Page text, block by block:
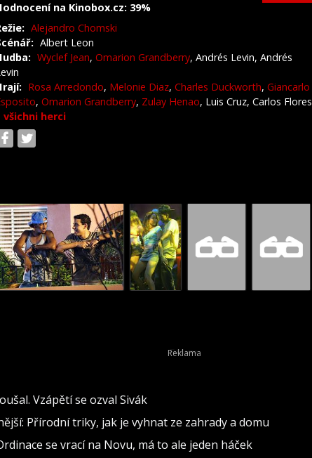
na Kinobox.cz: 39%
Alejandro Chomski
Albert Leon
Wyclef Jean, Omarion Grandberry, Andrés Levin, Andrés
Rosa Arredondo, Melonie Diaz, Charles Duckworth, Giancarlo
, Omarion Grandberry, Zulay Henao, Luis Cruz, Carlos Flores
všichni herci
Vzápětí se ozval Sivák
Přírodní triky, jak je vyhnat ze zahrady a domu
se vrací na Novu, má to ale jeden háček